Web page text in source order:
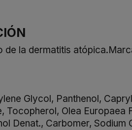
la dermatitis
Glycol, Panthenol,
Tocopherol, Olea
Denat., Carbomer,